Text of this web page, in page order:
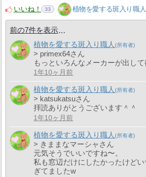
いいね！
33 植物を愛する斑入り職人
前の7件を表示
植物を愛する斑入り職人
> primex64さん
もっといろんなメーカーが出して
1年10ヶ月前
植物を愛する斑入り職人
> katsukatsuさん
拝読ありがとうございます＾＾
1年10ヶ月前
植物を愛する斑入り職人
> きままなマーシャさん
元気そうでいいですね〜。
私も窓辺だけにしたかったけど
ぎてましたw